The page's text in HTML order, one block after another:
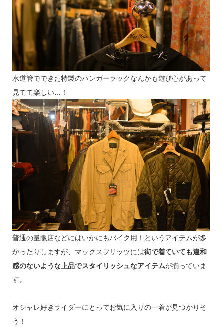
水道管でできた特製のハンガーラックなんかも遊び心があって
見てて楽しい…！
普通の量販店などにはいかにもバイク用！というアイテムが多
かったりしますが、マックスフリッツには街で着ていても違和
感のないような上品でスタイリッシュなアイテムが揃っていま
す。
オシャレ好きライダーにとってお気に入りの一着が見つかりそ
う！